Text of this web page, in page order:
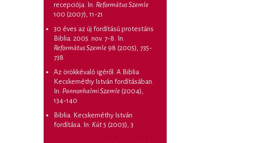
recepciója. In: Református Szemle
100 (2007), 11-21
30 éves az új fordítású protestáns
Biblia. 2005. nov. 7-8. In:
Református Szemle 98 (2005), 735-
738
Az örökkévaló igéről. A Biblia
Kecskeméthy István fordításában.
In: Pannonhalmi Szemle (2004),
134-140
Biblia. Kecskeméthy István
fordítása. In: Kút 5 (2003), 3